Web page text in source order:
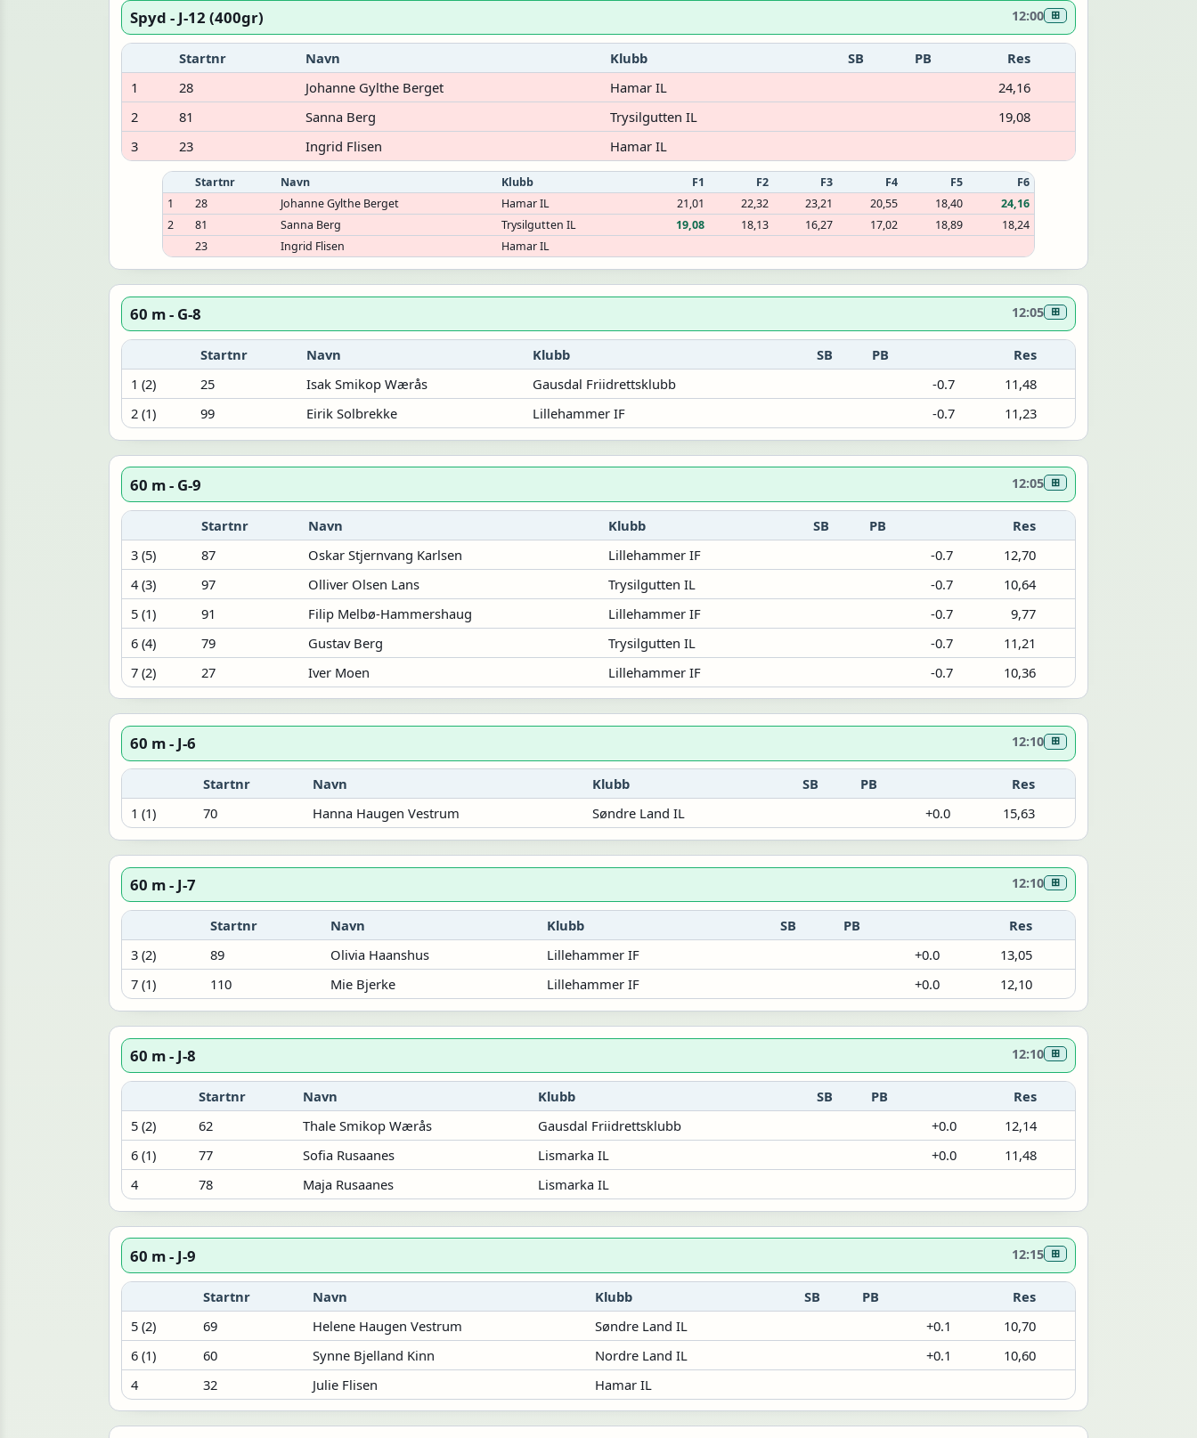
Spyd - J-12 (400gr) 12:00 ⊞
Startnr Navn Klubb SB PB
Res
1
28 Johanne Gylthe Berget Hamar IL
24,16
2
81 Sanna Berg Trysilgutten IL
19,08
3
23 Ingrid Flisen Hamar IL
Startnr Navn Klubb F1 F2 F3 F4 F5
F6
1
28 Johanne Gylthe Berget Hamar IL 21,01 22,32 23,21 20,55 18,40
24,16
2
81 Sanna Berg Trysilgutten IL 19,08 18,13 16,27 17,02 18,89
18,24
23
Ingrid Flisen Hamar IL
60 m - G-8 12:05 ⊞
Startnr Navn Klubb SB PB
Res
1 (2)
25 Isak Smikop Wærås Gausdal Friidrettsklubb -0.7
11,48
2 (1)
99 Eirik Solbrekke Lillehammer IF -0.7 11,23
60 m - G-9 12:05 ⊞
Startnr Navn Klubb SB PB
Res
3 (5)
87 Oskar Stjernvang Karlsen Lillehammer IF -0.7
12,70
4 (3)
97 Olliver Olsen Lans Trysilgutten IL -0.7
10,64
5 (1)
91 Filip Melbø-Hammershaug Lillehammer IF -0.7
9,77
6 (4)
79 Gustav Berg Trysilgutten IL -0.7
11,21
7 (2)
27 Iver Moen Lillehammer IF -0.7 10,36
60 m - J-6 12:10 ⊞
Startnr Navn Klubb SB PB
Res
1 (1)
70 Hanna Haugen Vestrum Søndre Land IL +0.0 15,63
60 m - J-7 12:10 ⊞
Startnr Navn Klubb SB PB
Res
3 (2)
89 Olivia Haanshus Lillehammer IF +0.0
13,05
7 (1)
110 Mie Bjerke Lillehammer IF +0.0 12,10
60 m - J-8 12:10 ⊞
Startnr Navn Klubb SB PB
Res
5 (2)
62 Thale Smikop Wærås Gausdal Friidrettsklubb +0.0
12,14
6 (1)
77 Sofia Rusaanes Lismarka IL +0.0
11,48
4
78 Maja Rusaanes Lismarka IL
60 m - J-9 12:15 ⊞
Startnr Navn Klubb SB PB
Res
5 (2)
69 Helene Haugen Vestrum Søndre Land IL +0.1
10,70
6 (1)
60 Synne Bjelland Kinn Nordre Land IL +0.1
10,60
4
32 Julie Flisen Hamar IL